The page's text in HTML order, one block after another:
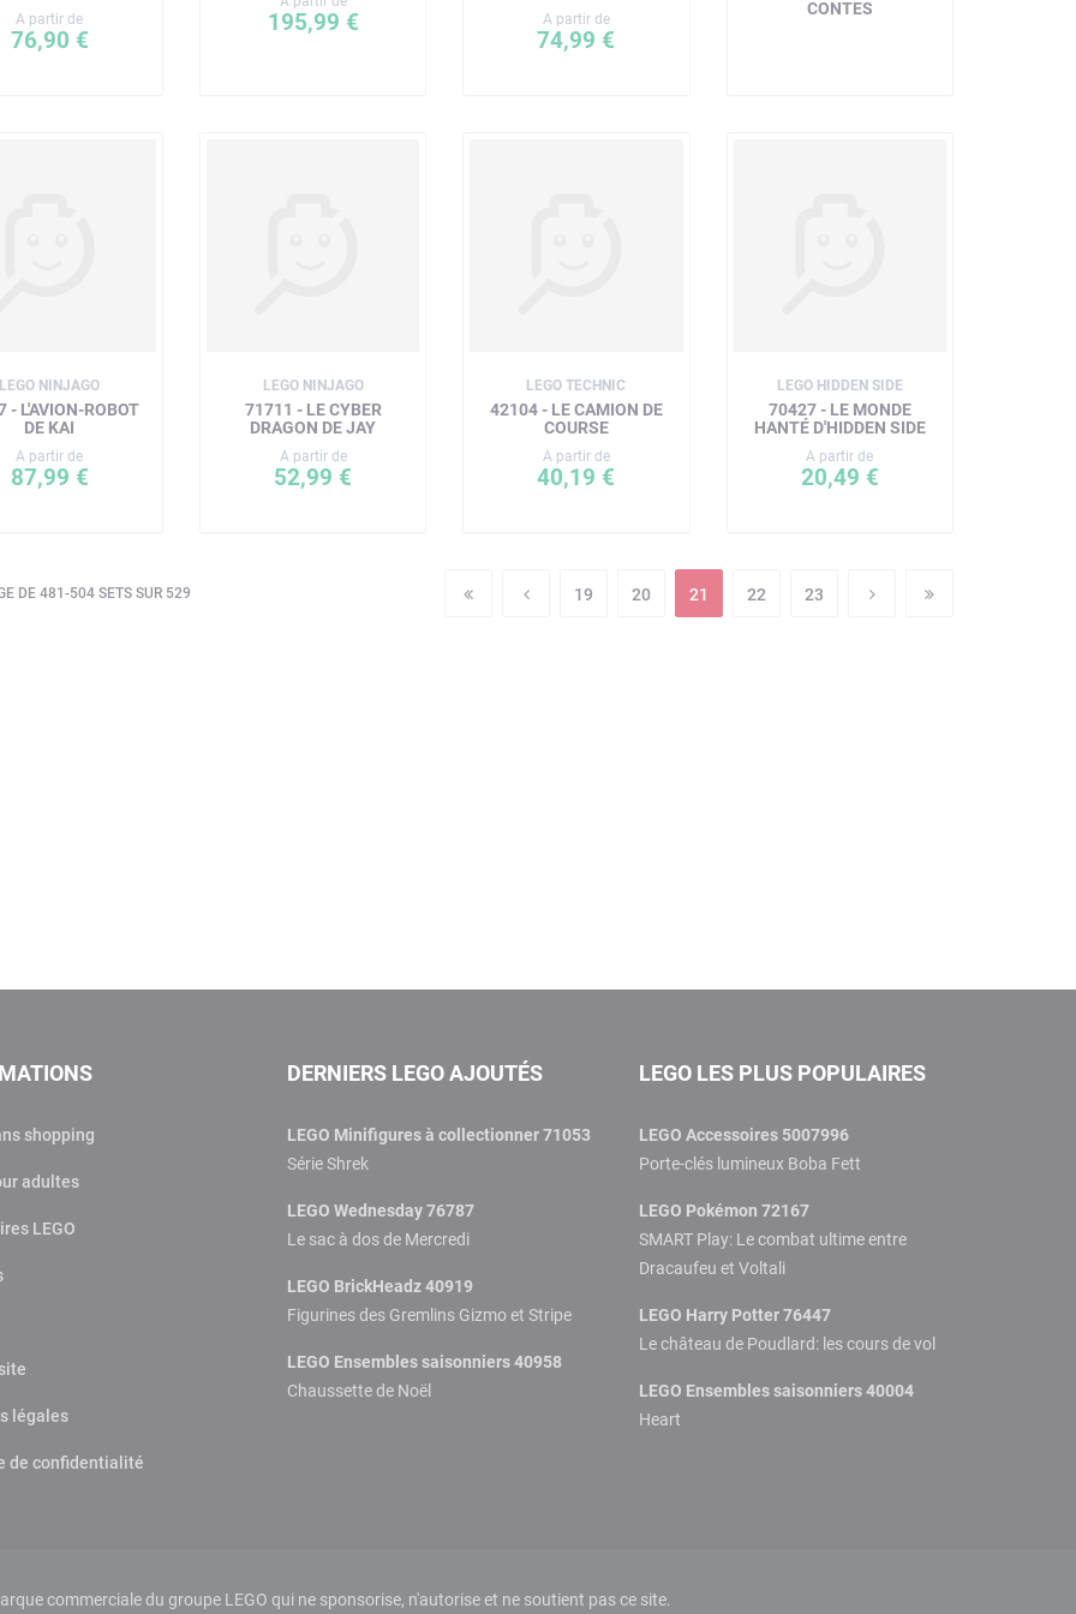
A partir de
76,90 €
195,99 € A partir de
74,99 €
CONTES
LEGO NINJAGO
- L'AVION-ROBOT
DE KAI
A partir de
87,99 €
LEGO NINJAGO
71711 - LE CYBER
DRAGON DE JAY
A partir de
52,99 €
LEGO TECHNIC
42104 - LE CAMION DE
COURSE
A partir de
40,19 €
LEGO HIDDEN SIDE
70427 - LE MONDE
HANTÉ D'HIDDEN SIDE
A partir de
20,49 €
DE 481-504 SETS SUR 529 19 20 21 22 23
shopping
adultes
LEGO
légales
de confidentialité
DERNIERS LEGO AJOUTÉS
LEGO Minifigures à collectionner 71053
Série Shrek
LEGO Wednesday 76787
Le sac à dos de Mercredi
LEGO BrickHeadz 40919
Figurines des Gremlins Gizmo et Stripe
LEGO Ensembles saisonniers 40958
Chaussette de Noël
LEGO LES PLUS POPULAIRES
LEGO Accessoires 5007996
Porte-clés lumineux Boba Fett
LEGO Pokémon 72167
SMART Play: Le combat ultime entre
Dracaufeu et Voltali
LEGO Harry Potter 76447
Le château de Poudlard: les cours de vol
LEGO Ensembles saisonniers 40004
Heart
commerciale du groupe LEGO qui ne sponsorise, n'autorise et ne soutient pas ce site.